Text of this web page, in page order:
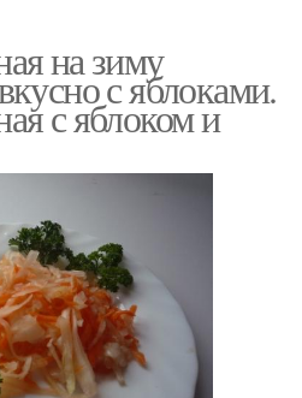
на зиму
с яблоками.
с яблоком и